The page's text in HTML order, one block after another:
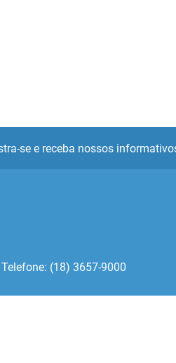
se e receba nossos
Telefone: (18) 3657-9000